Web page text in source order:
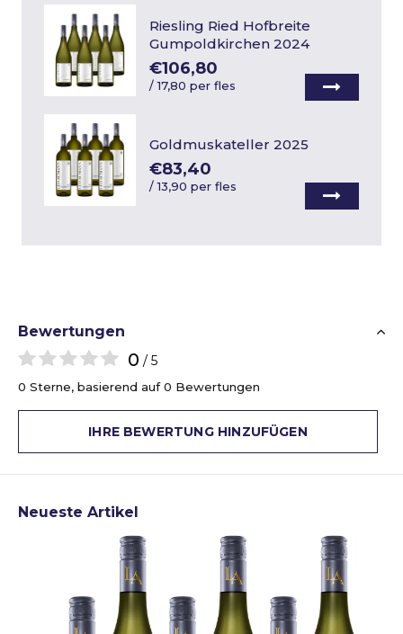
Riesling Ried Hofbreite
Gumpoldkirchen 2024
€106,80
/17,80 per fles
Goldmuskateller 2025
€83,40
/13,90 per fles
Bewertungen
0 / 5
0 Sterne, basierend auf 0 Bewertungen
IHRE BEWERTUNG HINZUFÜGEN
Neueste Artikel